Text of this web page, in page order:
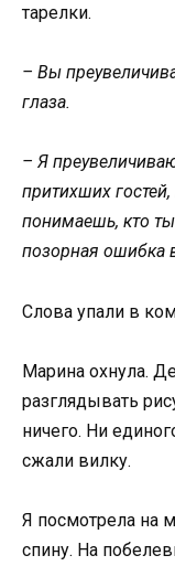
тарелки.
– Вы
глаза.
– Я
притихших
понимаешь, кто
позорная ошибка
Слова упали в
Марина охнула.
разглядывать
ничего. Ни
сжали вилку.
Я посмотрела на
спину. На